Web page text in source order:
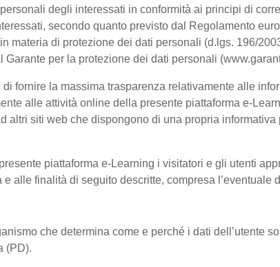
degli interessati in conformità ai principi di
secondo quanto previsto dal Regolamento
materia di protezione dei dati personali (d.lgs. 196/
per la protezione dei dati personali
fornire la massima trasparenza relativamente alle
alle attività online della presente piattaforma e-
altri siti web che dispongono di una propria
piattaforma e-Learning i visitatori e gli utenti
alle finalità di seguito descritte, compresa
che determina come e perché i dati dell’utente
(PD).